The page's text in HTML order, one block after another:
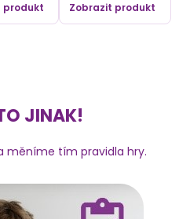
produkt Zobrazit produkt
JINAK!
měníme tím pravidla hry.